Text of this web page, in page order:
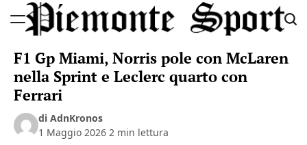
to
Sport
F1 Gp Miami, Norris pole con McLaren
nella Sprint e Leclerc quarto con
Ferrari
di AdnKronos
1 Maggio 2026 2 min lettura